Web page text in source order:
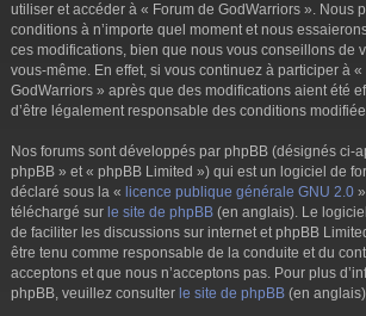
utiliser et accéder à « Forum de GodWarriors ». Nous
conditions à n’importe quel moment et nous
ces modifications, bien que nous vous conseillons de
vous-même. En effet, si vous continuez à participer à «
GodWarriors » après que des modifications aient été
d’être légalement responsable des conditions
Nos forums sont développés par phpBB (désignés ci-
phpBB » et « phpBB Limited ») qui est un logiciel de
déclaré sous la « licence publique générale GNU 2.0
téléchargé sur le site de phpBB (en anglais). Le
de faciliter les discussions sur internet et phpBB
être tenu comme responsable de la conduite et du
acceptons et que nous n’acceptons pas. Pour plus
phpBB, veuillez consulter le site de phpBB (en